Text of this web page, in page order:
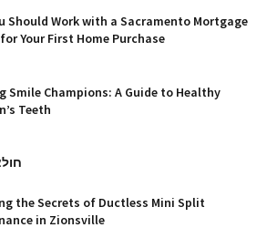
Should Work with a Sacramento Mortgage
Your First Home Purchase
Smile Champions: A Guide to Healthy
Teeth
the Secrets of Ductless Mini Split
in Zionsville